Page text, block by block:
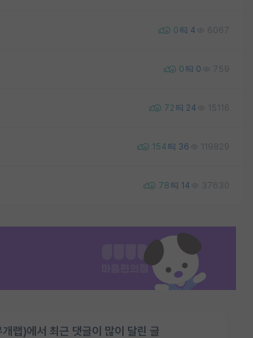
0 4 6067
0 0 759
72 24 15116
154 36 119829
78 14 37630
랩)에서 최근 댓글이 많이 달린 글